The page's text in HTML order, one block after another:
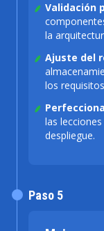
Validación
la
Ajuste del
los
las
despliegue.
Paso 5